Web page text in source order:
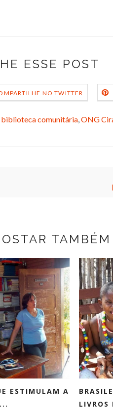
ESSE POST
NO TWITTER
biblioteca comunitária,ONG
TAMBÉM
ESTIMULAM A
LIVROS